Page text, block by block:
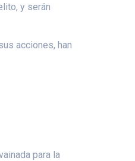
y serán
acciones, han
para la